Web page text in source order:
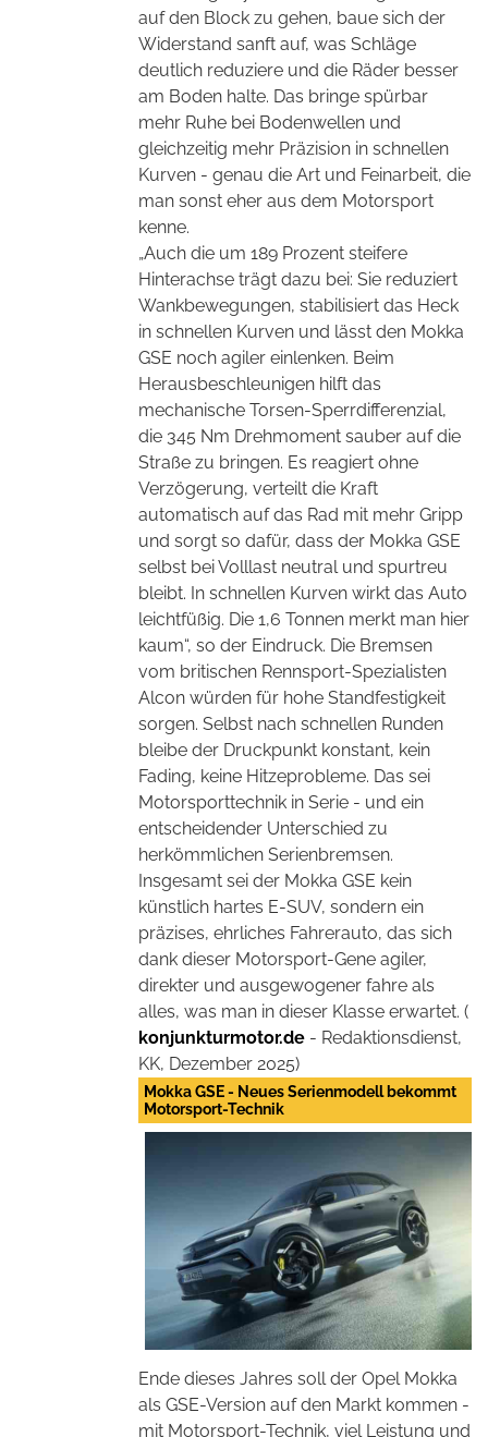
auf den Block zu gehen, baue sich der
Widerstand sanft auf, was Schläge
deutlich reduziere und die Räder besser
am Boden halte. Das bringe spürbar
mehr Ruhe bei Bodenwellen und
gleichzeitig mehr Präzision in schnellen
Kurven - genau die Art und Feinarbeit, die
man sonst eher aus dem Motorsport
kenne.
„Auch die um 189 Prozent steifere
Hinterachse trägt dazu bei: Sie reduziert
Wankbewegungen, stabilisiert das Heck
in schnellen Kurven und lässt den Mokka
GSE noch agiler einlenken. Beim
Herausbeschleunigen hilft das
mechanische Torsen-Sperrdifferenzial,
die 345 Nm Drehmoment sauber auf die
Straße zu bringen. Es reagiert ohne
Verzögerung, verteilt die Kraft
automatisch auf das Rad mit mehr Gripp
und sorgt so dafür, dass der Mokka GSE
selbst bei Volllast neutral und spurtreu
bleibt. In schnellen Kurven wirkt das Auto
leichtfüßig. Die 1,6 Tonnen merkt man hier
kaum“, so der Eindruck. Die Bremsen
vom britischen Rennsport-Spezialisten
Alcon würden für hohe Standfestigkeit
sorgen. Selbst nach schnellen Runden
bleibe der Druckpunkt konstant, kein
Fading, keine Hitzeprobleme. Das sei
Motorsporttechnik in Serie - und ein
entscheidender Unterschied zu
herkömmlichen Serienbremsen.
Insgesamt sei der Mokka GSE kein
künstlich hartes E-SUV, sondern ein
präzises, ehrliches Fahrerauto, das sich
dank dieser Motorsport-Gene agiler,
direkter und ausgewogener fahre als
alles, was man in dieser Klasse erwartet. (
konjunkturmotor.de - Redaktionsdienst,
KK, Dezember 2025)
Mokka GSE - Neues Serienmodell bekommt
Motorsport-Technik
Ende dieses Jahres soll der Opel Mokka
als GSE-Version auf den Markt kommen -
mit Motorsport-Technik, viel Leistung und